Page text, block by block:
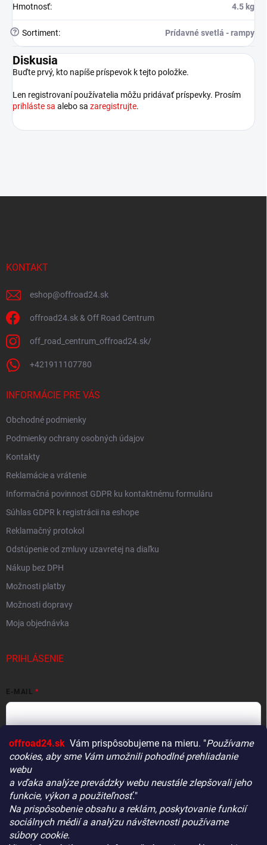
offroad24.sk Vám prispôsobujeme na mieru. "Používame
cookies, aby sme Vám umožnili pohodlné prehliadanie
webu
a vďaka analýze prevádzky webu neustále zlepšovali jeho
funkcie, výkon a použiteľnosť."
Na prispôsobenie obsahu a reklám, poskytovanie funkcií
sociálnych médií a analýzu návštevnosti používame
súbory cookie.
Vitajte! Aby bolo hľadanie tých správnych dielov pre vaše
vozidlo čo najrýchlejšie a najpresnejšie, máme pre vás
malý tip:
Hmotnosť: 4.5 kg
? Sortiment: Prídavné svetlá - rampy
Diskusia
Buďte prvý, kto napíše príspevok k tejto položke.
Len registrovaní používatelia môžu pridávať príspevky. Prosím
prihláste sa alebo sa zaregistrujte.
KONTAKT
eshop@offroad24.sk
offroad24.sk & Off Road Centrum
off_road_centrum_offroad24.sk/
+421911107780
INFORMÁCIE PRE VÁS
Obchodné podmienky
Podmienky ochrany osobných údajov
Kontakty
Reklamácie a vrátenie
Informačná povinnost GDPR ku kontaktnému formuláru
Súhlas GDPR k registrácii na eshope
Reklamačný protokol
Odstúpenie od zmluvy uzavretej na diaľku
Nákup bez DPH
Možnosti platby
Možnosti dopravy
Moja objednávka
PRIHLÁSENIE
E-MAIL
HESLO
Prihlásiť sa
Nová registráciaZabudnuté heslo